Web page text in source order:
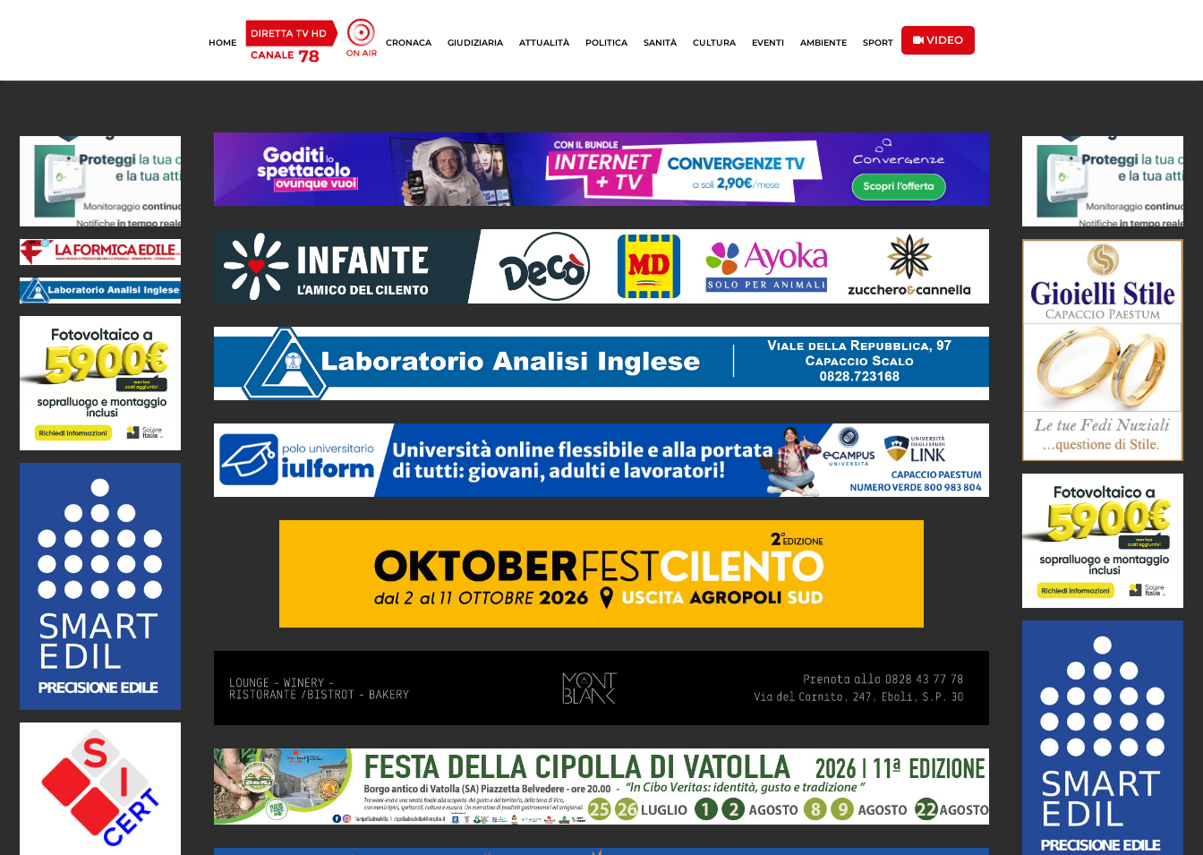
HOME CRONACA GIUDIZIARIA ATTUALITÀ POLITICA SANITÀ CULTURA EVENTI AMBIENTE SPORT VIDEO